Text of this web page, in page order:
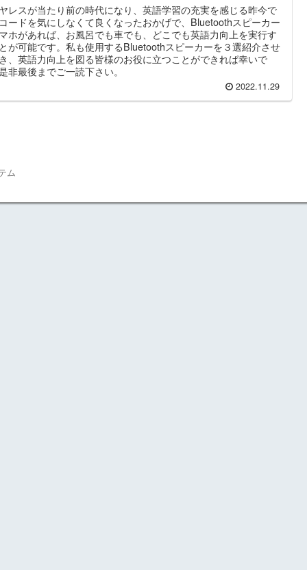
レスが当たり前の時代になり、英語学習の充実を感じる昨今で
ードを気にしなくて良くなったおかげで、Bluetoothスピーカー
ホがあれば、お風呂でも車でも、どこでも英語力向上を実行す
が可能です。私も使用するBluetoothスピーカーを３選紹介させ
、英語力向上を図る皆様のお役に立つことができれば幸いで
非最後までご一読下さい。
2022.11.29
ム